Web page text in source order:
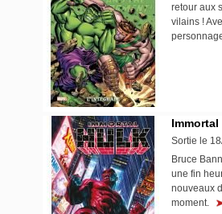
retour aux
vilains !
Immortal
Sortie le
Bruce
une fin
nouveaux
moment.